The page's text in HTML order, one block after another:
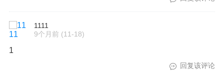
1111
9个月前 (11-18)
1
回复该评论